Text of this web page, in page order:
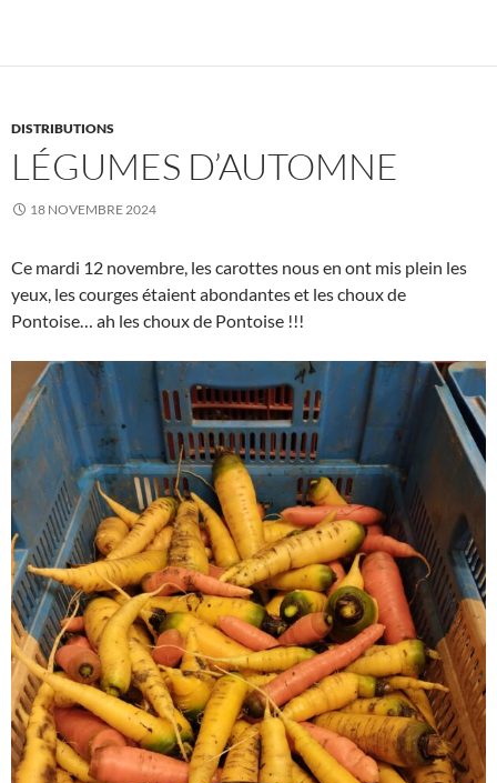
DISTRIBUTIONS
LÉGUMES D’AUTOMNE
18 NOVEMBRE 2024
Ce mardi 12 novembre, les carottes nous en ont mis plein les
yeux, les courges étaient abondantes et les choux de
Pontoise… ah les choux de Pontoise !!!